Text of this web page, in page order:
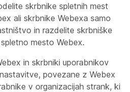
skrbnike spletnih mest
ali skrbnike Webexa samo
in razdelite skrbniške
mesto Webex.
in skrbniki uporabnikov
povezane z Webex
v organizacijah strank, ki